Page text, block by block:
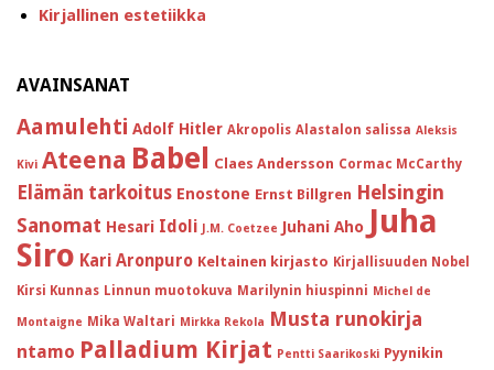
Kirjallinen estetiikka
AVAINSANAT
Aamulehti Adolf Hitler Akropolis Alastalon salissa Aleksis
Kivi Ateena Babel Claes Andersson Cormac McCarthy
Elämän tarkoitus Enostone Ernst Billgren Helsingin
Sanomat Hesari Idoli J.M. Coetzee Juhani Aho Juha
Siro Kari Aronpuro Keltainen kirjasto Kirjallisuuden Nobel
Kirsi Kunnas Linnun muotokuva Marilynin hiuspinni Michel de
Montaigne Mika Waltari Mirkka Rekola Musta runokirja
ntamo Palladium Kirjat Pentti Saarikoski Pyynikin